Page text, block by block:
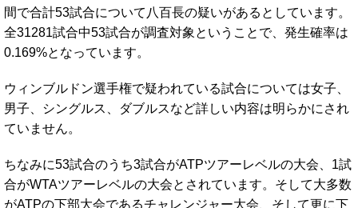
間で合計53試合について八百長の疑いがあるとしています。
全31281試合中53試合が調査対象ということで、発生確率は
0.169%となっています。
ウィンブルドン選手権で疑われている試合については女子、
男子、シングルス、ダブルスなど詳しい内容は明らかにされ
ていません。
ちなみに53試合のうち3試合がATPツアーレベルの大会、1試
合がWTAツアーレベルの大会とされています。そして大多数
がATPの下部大会であるチャレンジャー大会、そして更に下